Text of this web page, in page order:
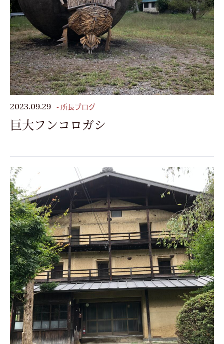
お問い合わせ・資料請求
follow us
2023.09.29 - 所長ブログ
巨大フンコロガシ